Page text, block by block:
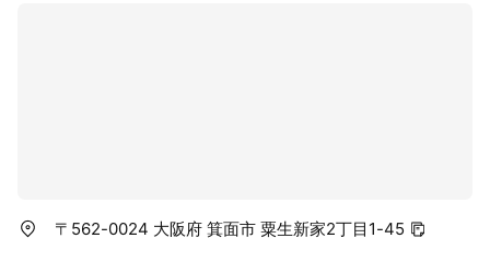
〒562-0024 大阪府 箕面市 粟生新家2丁目1-45